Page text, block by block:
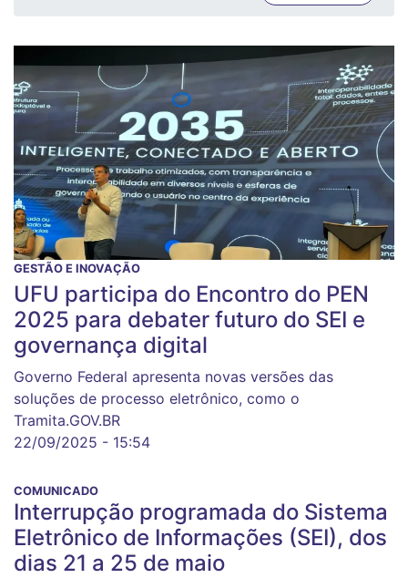
GESTÃO E INOVAÇÃO
UFU participa do Encontro do PEN
2025 para debater futuro do SEI e
governança digital
Governo Federal apresenta novas versões das
soluções de processo eletrônico, como o
Tramita.GOV.BR
22/09/2025 - 15:54
COMUNICADO
Interrupção programada do Sistema
Eletrônico de Informações (SEI), dos
dias 21 a 25 de maio